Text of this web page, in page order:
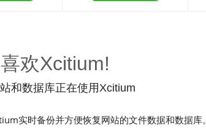
欢Xcitium!
和数据库正在使用Xcitium
实时备份并方便恢复网站的文件数据和数据库。